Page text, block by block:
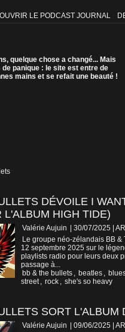
LE PODCAST JOURNAL
quelque chose a changé... Mais
de panique : le site est entre de
mains et se refait une beauté !
DÉVOILE I
L'ALBUM HIGH TIDE)
Valérie Aujuin | 30/07/2025
Le groupe néo-zélandais BB
12 septembre 2025 sur le
playlists radio pour leurs deux
passage à...
bb & the bullets , beatles ,
street , rock , she's so heavy
SORT L'ALBUM
Valérie Aujuin | 09/06/2025